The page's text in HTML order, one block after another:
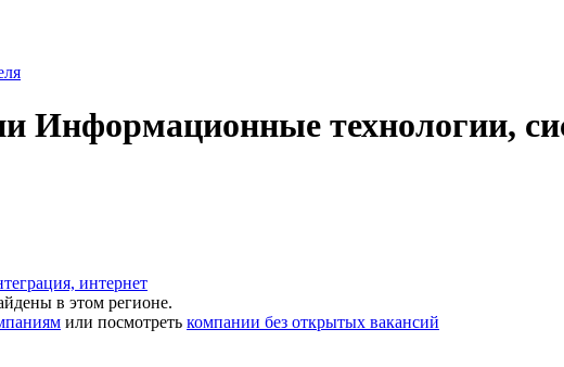
Информационные технологии,
интернет
в этом регионе.
или посмотреть компании без открытых вакансий